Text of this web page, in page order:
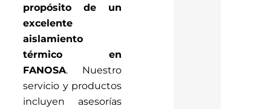
propósito de un
excelente
aislamiento
térmico en
FANOSA. Nuestro
servicio y productos
incluyen asesorías